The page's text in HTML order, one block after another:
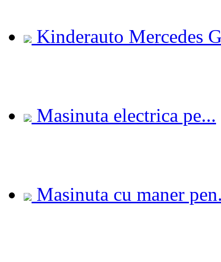
Kinderauto Mercedes
Masinuta electrica pe...
Masinuta cu maner